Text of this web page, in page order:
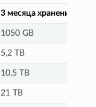
3 месяца хранения
1050 GB
5,2 TB
10,5 TB
21 TB